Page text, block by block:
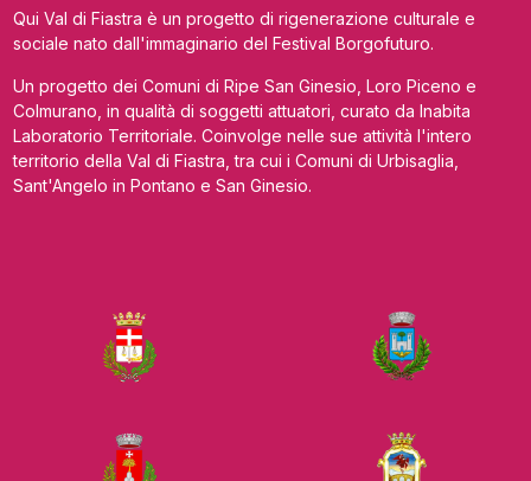
Qui Val di Fiastra è un progetto di rigenerazione culturale e
sociale nato dall'immaginario del Festival Borgofuturo.
Un progetto dei Comuni di Ripe San Ginesio, Loro Piceno e
Colmurano, in qualità di soggetti attuatori, curato da Inabita
Laboratorio Territoriale. Coinvolge nelle sue attività l'intero
territorio della Val di Fiastra, tra cui i Comuni di Urbisaglia,
Sant'Angelo in Pontano e San Ginesio.